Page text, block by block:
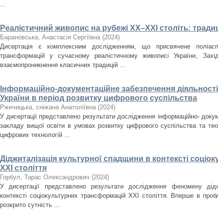
...
Реалістичний живопис на рубежі ХХ–ХХІ століть:
Барановська, Анастасія Сергіївна (2024)
Дисертація є комплексним дослідженням, що присвячене
трансформацій у сучасному реалістичному живописі України,
взаємопроникнення класичних традицій ...
Інформаційно-документаційне забезпечення
України в період розвитку цифрового суспільства
Ржечицька, сніжана Анатоліївна (2024)
У дисертації представлено результати дослідження інформаційно-
закладу вищої освіти в умовах розвитку цифрового суспільства та
цифрових технологій ...
Діджиталізація культурної спадщини в контексті
ХХІ століття
Горбул, Тарас Олександрович (2024)
У дисертації представлено результати дослідження феномену
контексті соціокультурних трансформацій ХХІ століття. Вперше в
розкрито сутність ...